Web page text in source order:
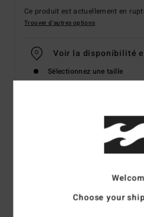
Ce produit est actuellement en
Trouver d'autres options
Voir la disponibilité
Sélectionnez une taille
Details &
Bas de bikini Vert Femme
Code
CaractéristiquesChoose your